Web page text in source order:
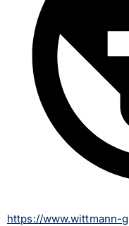
https://www.wittmann-